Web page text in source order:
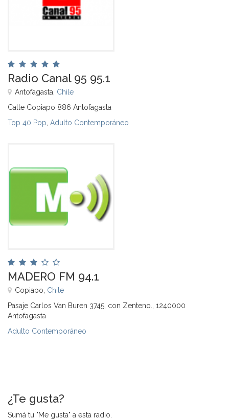
Radio Canal 95 95.1
Antofagasta, Chile
Calle Copiapo 886 Antofagasta
Top 40 Pop Adulto Contemporáneo
MADERO FM 94.1
Copiapo, Chile
Pasaje Carlos Van Buren 3745, con Zenteno., 1240000
Antofagasta
Adulto Contemporáneo
¿Te gusta?
Sumá tu "Me gusta" a esta radio.